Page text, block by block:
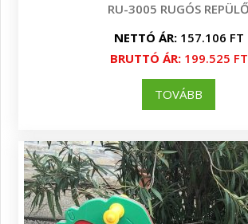
RU-3005 RUGÓS REPÜLŐ
NETTÓ ÁR:157.106 FT
BRUTTÓ ÁR:199.525 FT
TOVÁBB